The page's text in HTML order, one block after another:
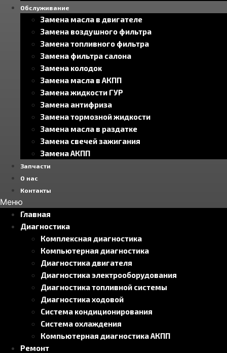
Обслуживание
Замена масла в двигателе
Замена воздушного фильтра
Замена топливного фильтра
Замена фильтра салона
Замена колодок
Замена масла в АКПП
Замена жидкости ГУР
Замена антифриза
Замена тормозной жидкости
Замена масла в раздатке
Замена свечей зажигания
Замена АКПП
Запчасти
О нас
Контакты
Меню
Главная
Диагностика
Комплексная диагностика
Компьютерная диагностика
Диагностика двигателя
Диагностика электрооборудования
Диагностика топливной системы
Диагностика ходовой
Система кондиционирования
Система охлаждения
Компьютерная диагностика АКПП
Ремонт